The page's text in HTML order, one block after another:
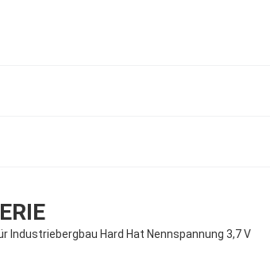
Industriebergbau Hard Hat Nennspannung 3,7 V